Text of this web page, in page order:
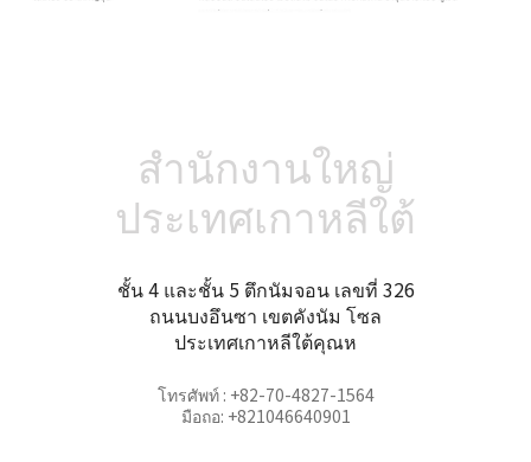
สำนักงานใหญ่
ประเทศเกาหลีใต้
ชั้น 4 และชั้น 5 ตึกนัมจอน เลขที่ 326
ถนนบงอึนซา เขตคังนัม โซล
ประเทศเกาหลีใต้คุณห
โทรศัพท์ : +82-70-4827-1564
มือถอ: +821046640901